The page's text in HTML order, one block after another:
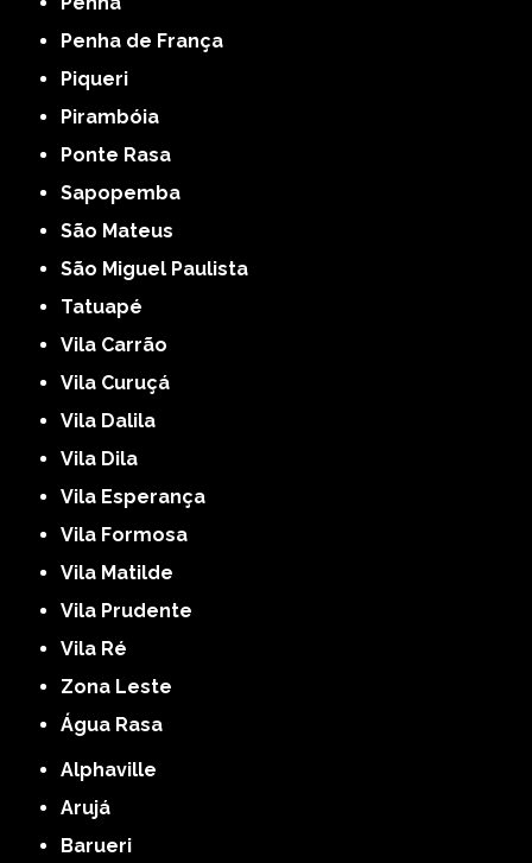
Penha de França
Piqueri
Pirambóia
Ponte Rasa
Sapopemba
São Mateus
São Miguel Paulista
Tatuapé
Vila Carrão
Vila Curuçá
Vila Dalila
Vila Dila
Vila Esperança
Vila Formosa
Vila Matilde
Vila Prudente
Vila Ré
Zona Leste
Água Rasa
Alphaville
Arujá
Barueri